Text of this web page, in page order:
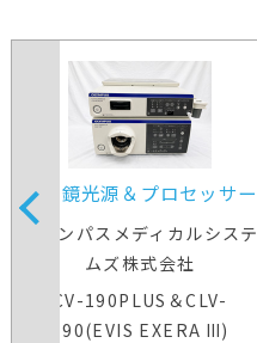
内視鏡光源＆プロセッサー
装置
オリンパスメディカルシステ
ムズ株式会社
CV-190PLUS＆CLV-
190(EVIS EXERA Ⅲ)